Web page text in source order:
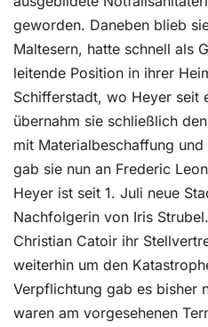
geworden. Daneben blieb
Maltesern, hatte schnell als
leitende Position in ihrer
Schifferstadt, wo Heyer seit
übernahm sie schließlich
mit Materialbeschaffung
gab sie nun an Frederic
Heyer ist seit 1. Juli neue
Nachfolgerin von Iris
Christian Catoir ihr
weiterhin um den
Verpflichtung gab es bisher
waren am vorgesehenen